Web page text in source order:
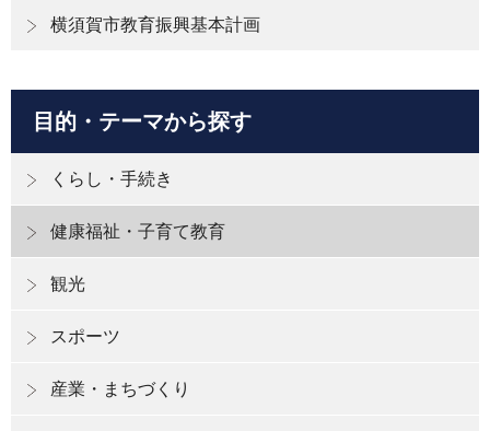
横須賀市教育振興基本計画
目的・テーマから探す
くらし・手続き
健康福祉・子育て教育
観光
スポーツ
産業・まちづくり